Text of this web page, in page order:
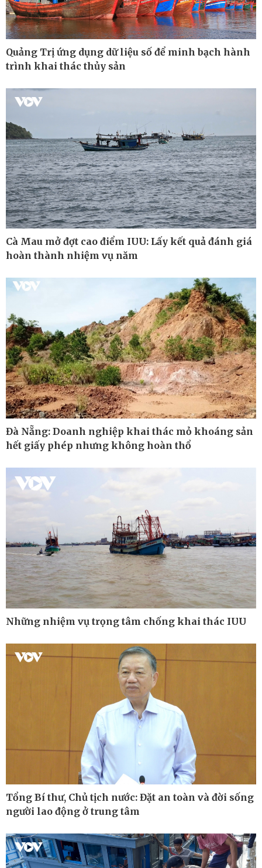
Thế giới
Cuộc sống đó đây
Hồ sơ
Multimedia
Video
Kinh tế
Bất động sản
Khởi nghiệp
Thị trường
Giá vàng
Tiêu dùng
Tỷ giá
Chứng khoán
Giá cà phê
Thể thao
Pickleball
Bóng đá quốc tế
Bóng đá Việt Nam
Thế giới thể thao
Lịch thi đấu bóng đá
eSports
Hậu trường
Quảng Trị ứng dụng dữ liệu số để minh bạch hành
trình khai thác thủy sản
Cà Mau mở đợt cao điểm IUU: Lấy kết quả đánh giá
hoàn thành nhiệm vụ năm
Đà Nẵng: Doanh nghiệp khai thác mỏ khoáng sản
hết giấy phép nhưng không hoàn thổ
Những nhiệm vụ trọng tâm chống khai thác IUU
Tổng Bí thư, Chủ tịch nước: Đặt an toàn và đời sống
người lao động ở trung tâm